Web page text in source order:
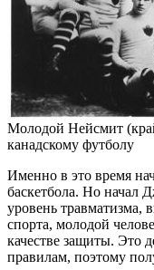
Молодой Нейсмит
канадскому футболу
Именно в это время
баскетбола. Но начал
уровень
спорта, молодой
качестве защиты. Это
правилам, поэтому